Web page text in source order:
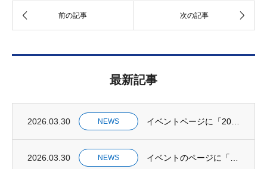
最新記事
2026.03.30 NEWS
2026.03.30 NEWS